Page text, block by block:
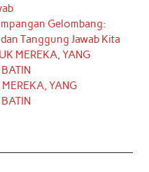
Gelombang:
Tanggung Jawab Kita
MEREKA, YANG
YANG